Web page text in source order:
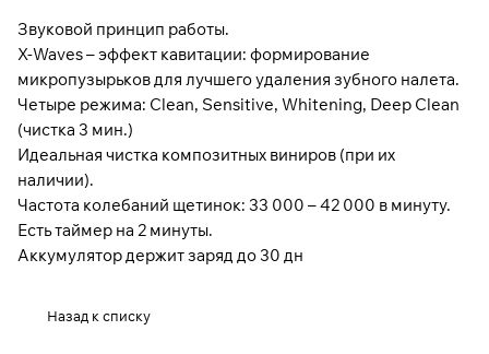
Звуковой принцип работы.
X-Waves – эффект кавитации: формирование
микропузырьков для лучшего удаления зубного налета.
Четыре режима: Clean, Sensitive, Whitening, Deep Clean
(чистка 3 мин.)
Идеальная чистка композитных виниров (при их
наличии).
Частота колебаний щетинок: 33 000 – 42 000 в минуту.
Есть таймер на 2 минуты.
Аккумулятор держит заряд до 30 дн
Назад к списку